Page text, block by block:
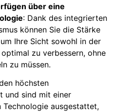
über eine
: Dank des integrierten
können Sie die Stärke
Ihre Sicht sowohl in der
zu verbessern, ohne
zu müssen.
höchsten
und sind mit einer
ausgestattet,